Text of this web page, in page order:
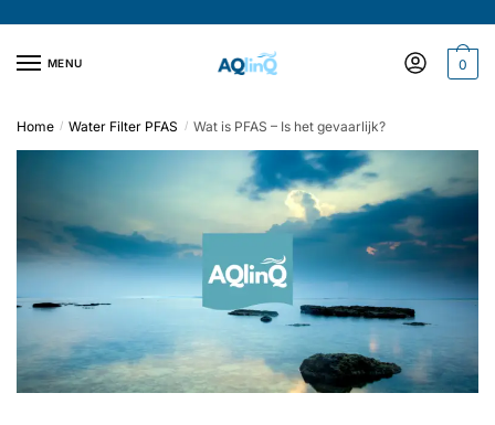
navigatie
inhoudMENU 0
Home / Water Filter PFAS / Wat is PFAS – Is het gevaarlijk?